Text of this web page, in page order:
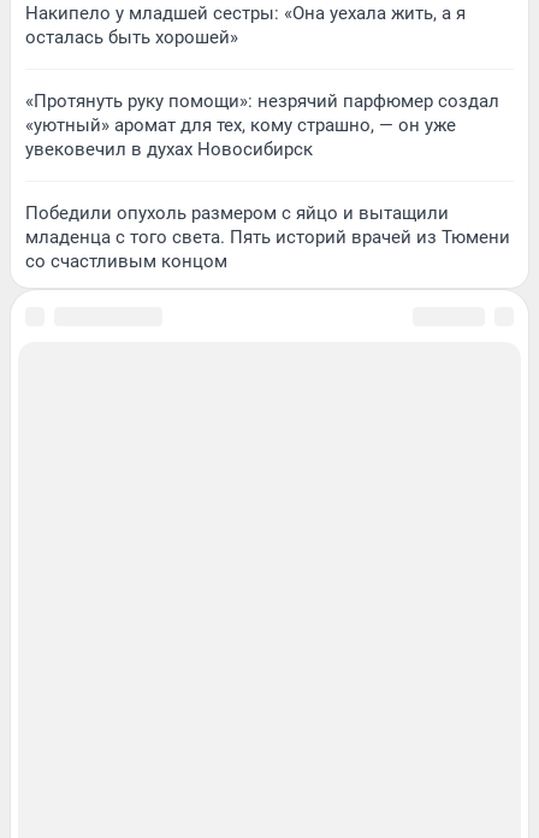
Накипело у младшей сестры: «Она уехала жить, а я
осталась быть хорошей»
«Протянуть руку помощи»: незрячий парфюмер создал
«уютный» аромат для тех, кому страшно, — он уже
увековечил в духах Новосибирск
Победили опухоль размером с яйцо и вытащили
младенца с того света. Пять историй врачей из Тюмени
со счастливым концом